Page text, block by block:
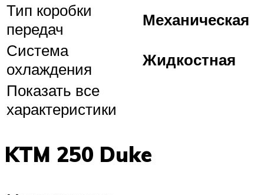
Тип коробки
передач
Механическая
Система
охлаждения
Жидкостная
Показать все
характеристики
KTM 250 Duke